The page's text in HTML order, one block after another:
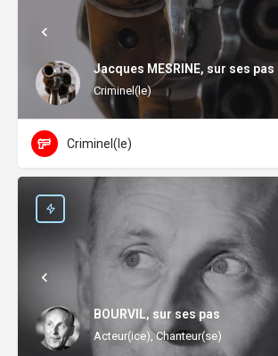
Jacques MESRINE, sur ses pas
Criminel(le)
Criminel(le)
BOURVIL, sur ses pas
Acteur(ice), Chanteur(se)